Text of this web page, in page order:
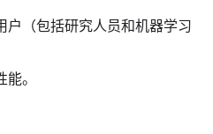
户（包括研究人员和机器学习
。